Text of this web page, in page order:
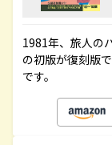
1981年、旅人の
の初版が復刻版
です。